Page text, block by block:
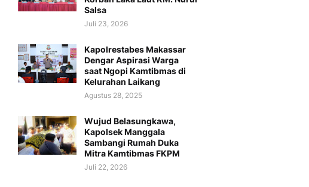
Salsa
Juli 23, 2026
Kapolrestabes Makassar
Dengar Aspirasi Warga
saat Ngopi Kamtibmas di
Kelurahan Laikang
Agustus 28, 2025
Wujud Belasungkawa,
Kapolsek Manggala
Sambangi Rumah Duka
Mitra Kamtibmas FKPM
Juli 22, 2026